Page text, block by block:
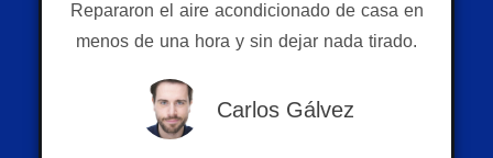
Repararon el aire acondicionado de casa en
menos de una hora y sin dejar nada tirado.
Carlos Gálvez